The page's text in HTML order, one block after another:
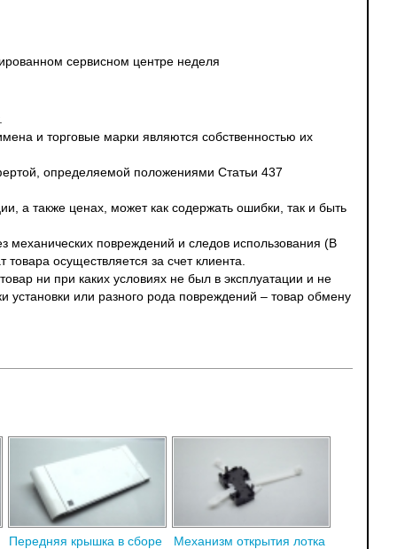
сервисном центре неделя
и торговые марки являются собственностью их
определяемой положениями Статьи 437
а также ценах, может как содержать ошибки, так и быть
механических повреждений и следов использования (В
товара осуществляется за счет клиента.
ни при каких условиях не был в эксплуатации и не
установки или разного рода повреждений – товар обмену
Передняя крышка в сборе
Механизм открытия лотка